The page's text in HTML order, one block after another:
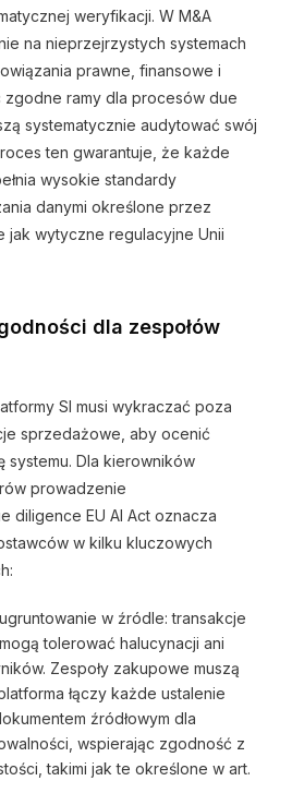
weryfikacji. W M&A
na nieprzejrzystych systemach
prawne, finansowe i
ramy dla procesów due
systematycznie audytować swój
ten gwarantuje, że każde
wysokie standardy
danymi określone przez
jak wytyczne regulacyjne Unii
dla zespołów
SI musi wykraczać poza
sprzedażowe, aby ocenić
systemu. Dla kierowników
prowadzenie
diligence EU AI Act oznacza
w kilku kluczowych
w źródle: transakcje
tolerować halucynacji ani
Zespoły zakupowe muszą
łączy każde ustalenie
źródłowym dla
wspierając zgodność z
takimi jak te określone w art.